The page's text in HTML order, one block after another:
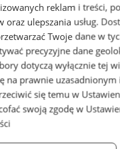
kryminalne w
lokalne
samochodowe do -
stron www - Tychy
pracę - codziennie
reklam i treści,
oraz ulepszania usług.
Twoje dane w
precyzyjne dane
dotyczą wyłącznie tej
na prawnie
się temu w
swoją zgodę w